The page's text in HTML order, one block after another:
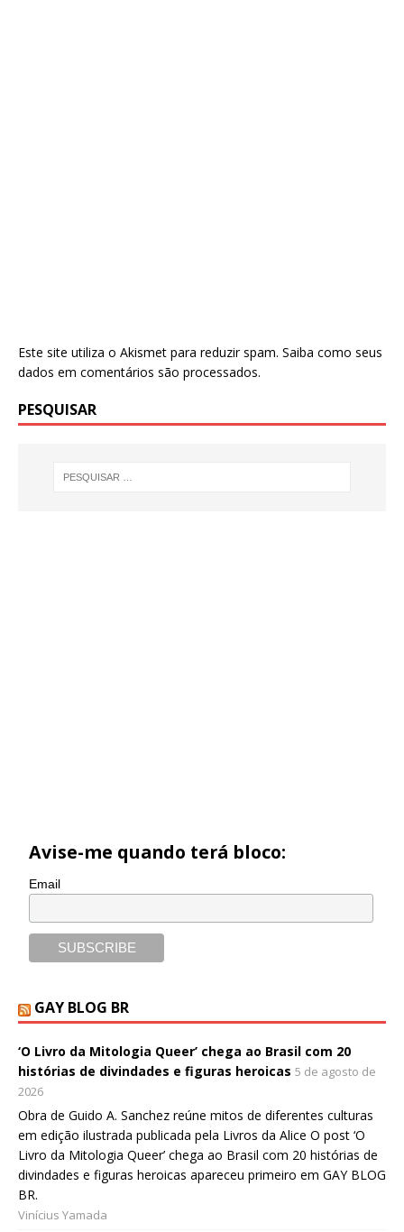
Este site utiliza o Akismet para reduzir spam. Saiba como seus
dados em comentários são processados.
PESQUISAR
Avise-me quando terá bloco:
Email
GAY BLOG BR
‘O Livro da Mitologia Queer’ chega ao Brasil com 20
histórias de divindades e figuras heroicas 5 de agosto de
2026
Obra de Guido A. Sanchez reúne mitos de diferentes culturas
em edição ilustrada publicada pela Livros da Alice O post ‘O
Livro da Mitologia Queer’ chega ao Brasil com 20 histórias de
divindades e figuras heroicas apareceu primeiro em GAY BLOG
BR.
Vinícius Yamada